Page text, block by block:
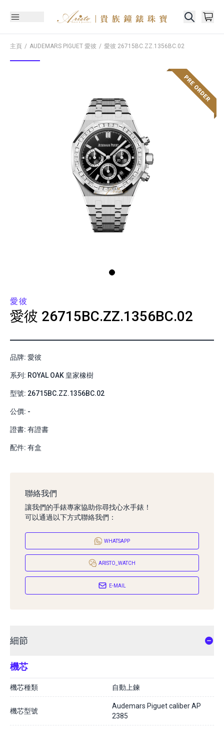
主頁 AUDEMARS PIGUET 愛彼 愛彼 26715BC.ZZ.1356BC.02
愛彼
愛彼 26715BC.ZZ.1356BC.02
品牌: 愛彼
系列: ROYAL OAK 皇家橡樹
型號: 26715BC.ZZ.1356BC.02
公價: -
證書: 有證書
配件: 有盒
聯絡我們
讓我們的手錶專家協助你尋找心水手錶！
可以通過以下方式聯絡我們：
WHATSAPP
ARISTO_WATCH
E-MAIL
細節
機芯
機芯種類 自動上鍊
機芯型號
Audemars Piguet caliber AP
2385